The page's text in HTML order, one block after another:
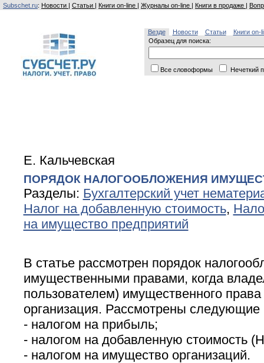
Subschet.ru: Новости | Статьи | Книги on-line | Журналы on-line | Книги в продаже |
Везде Новости Статьи
Книги on-
Образец для поиска:
Все словоформы Нечеткий
Е. Кальчевская
ПОРЯДОК НАЛОГООБЛОЖЕНИЯ
Разделы: Бухгалтерский учет
Налог на добавленную стоимость,
на имущество предприятий
В статье рассмотрен порядок
имущественными правами, когда
пользователем) имущественного права
организация. Рассмотрены следующие
- налогом на прибыль;
- налогом на добавленную стоимость
- налогом на имущество организаций.